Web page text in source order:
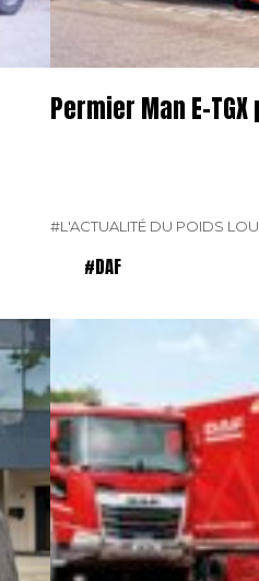
Permier Man E-
#L'ACTUALITÉ DU POIDS
#DAF